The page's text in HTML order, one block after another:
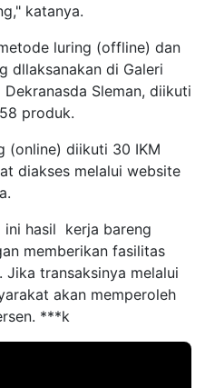
katanya.
luring (offline) dan
dllaksanakan di Galeri
Sleman, diikuti
produk.
(online) diikuti 30 IKM
diakses melalui website
ini hasil kerja bareng
memberikan fasilitas
Jika transaksinya melalui
akan memperoleh
***k